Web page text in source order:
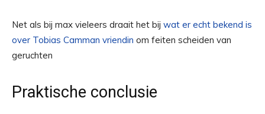
Net als bij max vieleers draait het bij wat er echt bekend is
over Tobias Camman vriendin om feiten scheiden van
geruchten
Praktische conclusie